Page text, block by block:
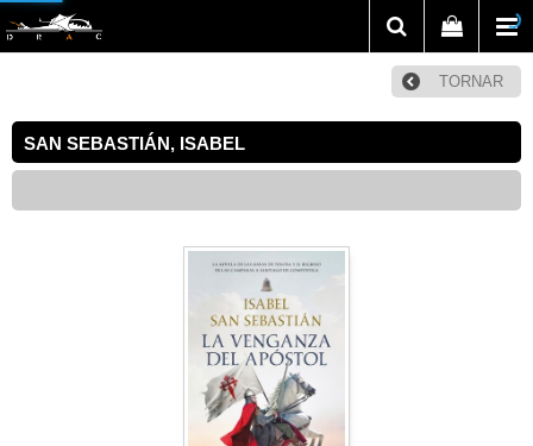
TORNAR
SAN SEBASTIÁN, ISABEL